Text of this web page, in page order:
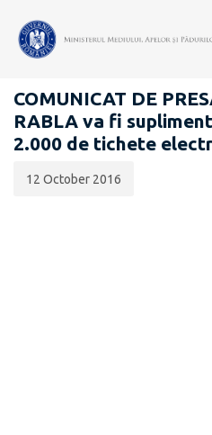
COMUNICATE DE PRESĂ
COMUNICAT DE
RABLA va fi
2.000 de tichete
publicării:
12 October 2016